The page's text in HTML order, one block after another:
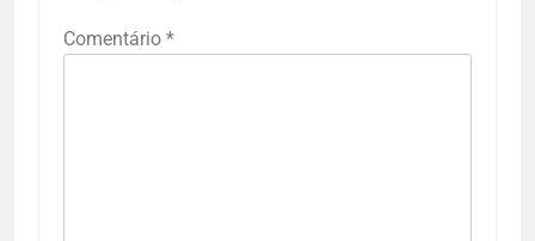
Comentário *